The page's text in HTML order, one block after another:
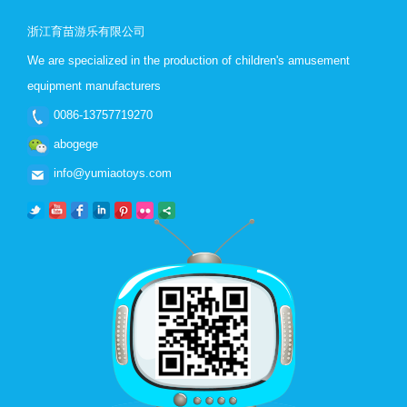
浙江育苗游乐有限公司
We are specialized in the production of children's amusement
equipment manufacturers
0086-13757719270
abogege
info@yumiaotoys.com